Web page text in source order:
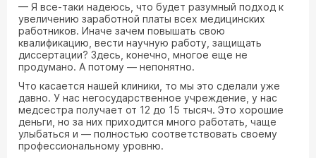
— Я все-таки надеюсь, что будет разумный подход к
увеличению заработной платы всех медицинских
работников. Иначе зачем повышать свою
квалификацию, вести научную работу, защищать
диссертации? Здесь, конечно, многое еще не
продумано. А потому — непонятно.
Что касается нашей клиники, то мы это сделали уже
давно. У нас негосударственное учреждение, у нас
медсестра получает от 12 до 15 тысяч. Это хорошие
деньги, но за них приходится много работать, чаще
улыбаться и — полностью соответствовать своему
профессиональному уровню.